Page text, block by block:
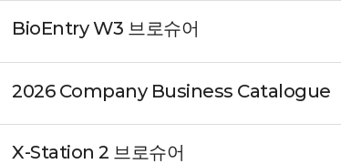
BioEntry W3 브로슈어
2026 Company Business Catalogue
X-Station 2 브로슈어